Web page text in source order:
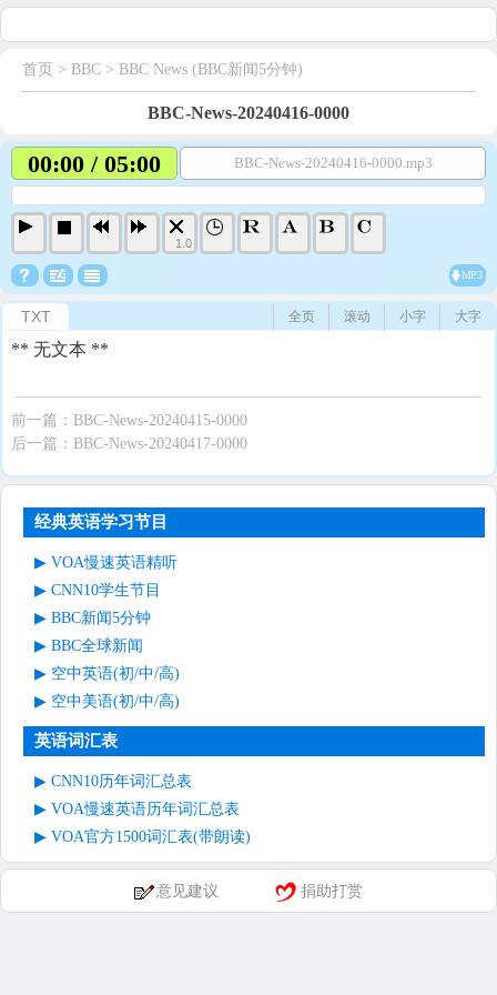
首页 > BBC > BBC News (BBC新闻5分钟)
BBC-News-20240416-0000
00:00 / 05:00 BBC-News-20240416-0000.mp3
1.0
MP3
TXT 大字
小字
滚动
全页
** 无文本 **
前一篇： BBC-News-20240415-0000
后一篇： BBC-News-20240417-0000
经典英语学习节目
VOA慢速英语精听
CNN10学生节目
BBC新闻5分钟
BBC全球新闻
空中英语(初/中/高)
空中美语(初/中/高)
英语词汇表
CNN10历年词汇总表
VOA慢速英语历年词汇总表
VOA官方1500词汇表(带朗读)
意见建议 捐助打赏